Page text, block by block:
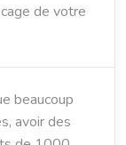
de votre
beaucoup
avoir des